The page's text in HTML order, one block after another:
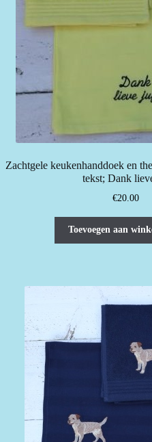
Zachtgele keukenhanddoek en
tekst; Dank
€20.00
Toevoegen aan